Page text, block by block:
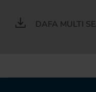
DAFA MULTI